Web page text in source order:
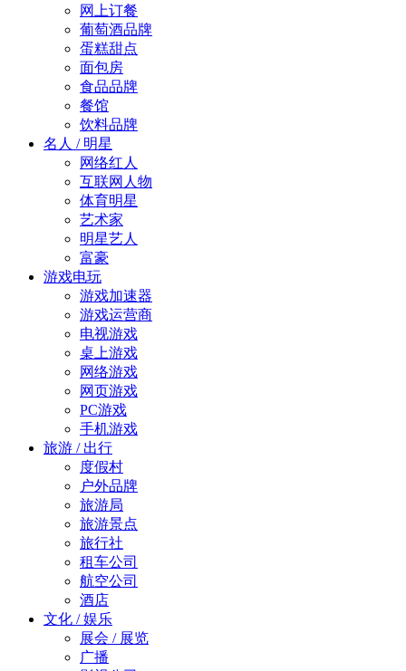
网上订餐
葡萄酒品牌
蛋糕甜点
面包房
食品品牌
餐馆
饮料品牌
名人 / 明星
网络红人
互联网人物
体育明星
艺术家
明星艺人
富豪
游戏电玩
游戏加速器
游戏运营商
电视游戏
桌上游戏
网络游戏
网页游戏
PC游戏
手机游戏
旅游 / 出行
度假村
户外品牌
旅游局
旅游景点
旅行社
租车公司
航空公司
酒店
文化 / 娱乐
展会 / 展览
广播